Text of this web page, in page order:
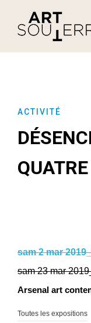
ACTIVITÉ
sam 2 mar
sam 23 mar
Arsenal art
Toutes les expositions